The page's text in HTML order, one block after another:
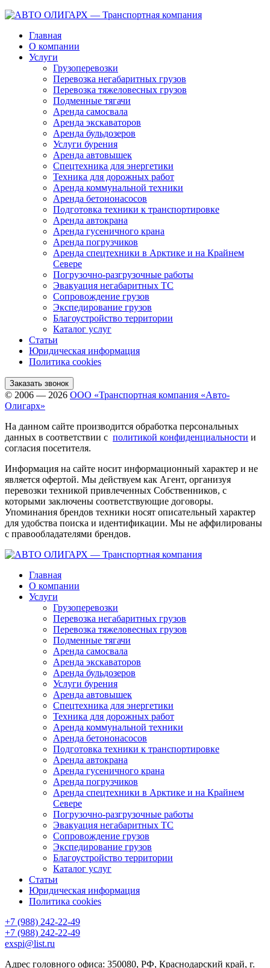
Главная
О компании
Услуги
Грузоперевозки
Перевозка негабаритных грузов
Перевозка тяжеловесных грузов
Подменные тягачи
Аренда самосвала
Аренда экскаваторов
Аренда бульдозеров
Услуги бурения
Аренда автовышек
Спецтехника для энергетики
Техника для дорожных работ
Аренда коммунальной техники
Аренда бетононасосов
Подготовка техники к транспортировке
Аренда автокрана
Аренда гусеничного крана
Аренда погрузчиков
Аренда спецтехники в Арктике и на Крайнем
Севере
Погрузочно-разгрузочные работы
Эвакуация негабаритных ТС
Сопровождение грузов
Экспедирование грузов
Благоустройство территории
Каталог услуг
Статьи
Юридическая информация
Политика cookies
Заказать звонок
© 2006 — 2026 ООО «Транспортная компания «Авто-
Олигарх»
На данном сайте производится обработка персональных
данных в соответствии с политикой конфиденциальности и
согласия посетителя.
Информация на сайте носит информационный характер и не
является офертой. Мы действуем как Агент, организуя
перевозки техникой привлеченных Собственников, с
которыми заключены соответствующие договоры.
Упоминания брендов техники носят описательный характер
для удобства поиска и идентификации. Мы не аффилированы
с правообладателями брендов.
Главная
О компании
Услуги
Грузоперевозки
Перевозка негабаритных грузов
Перевозка тяжеловесных грузов
Подменные тягачи
Аренда самосвала
Аренда экскаваторов
Аренда бульдозеров
Услуги бурения
Аренда автовышек
Спецтехника для энергетики
Техника для дорожных работ
Аренда коммунальной техники
Аренда бетононасосов
Подготовка техники к транспортировке
Аренда автокрана
Аренда гусеничного крана
Аренда погрузчиков
Аренда спецтехники в Арктике и на Крайнем
Севере
Погрузочно-разгрузочные работы
Эвакуация негабаритных ТС
Сопровождение грузов
Экспедирование грузов
Благоустройство территории
Каталог услуг
Статьи
Юридическая информация
Политика cookies
+7 (988) 242-22-49
+7 (988) 242-22-49
exspi@list.ru
Адрес головного офиса: 350080, РФ, Краснодарский край, г.